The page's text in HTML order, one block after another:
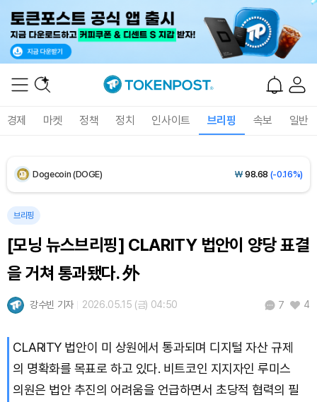
경제 마켓 정책 정치 인사이트 브리핑 속보 일반
₩1,460(-0.09%)
Solana (SOL) ₩ 108,407(+0.70%)
TRON (TRX) 464.7(+0.16%)
Hyperliquid (HYPE) ₩ 77,156 (-0.02%)
브리핑
[모닝 뉴스브리핑] CLARITY 법안이 양당 표결
을 거쳐 통과됐다. 外
강수빈 기자 2026.05.15 (금) 04:50 7 4
CLARITY 법안이 미 상원에서 통과되며 디지털 자산 규제
의 명확화를 목표로 하고 있다. 비트코인 지지자인 루미스
의원은 법안 추진의 어려움을 언급하면서 초당적 협력의 필